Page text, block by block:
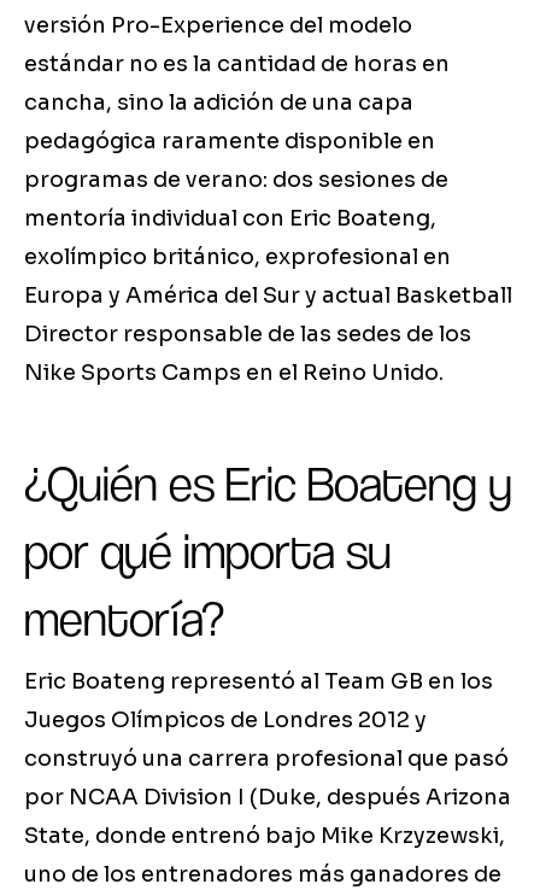
versión Pro-Experience del modelo
estándar no es la cantidad de horas en
cancha, sino la adición de una capa
pedagógica raramente disponible en
programas de verano: dos sesiones de
mentoría individual con Eric Boateng,
exolímpico británico, exprofesional en
Europa y América del Sur y actual Basketball
Director responsable de las sedes de los
Nike Sports Camps en el Reino Unido.
¿Quién es Eric Boateng y
por qué importa su
mentoría?
Eric Boateng representó al Team GB en los
Juegos Olímpicos de Londres 2012 y
construyó una carrera profesional que pasó
por NCAA Division I (Duke, después Arizona
State, donde entrenó bajo Mike Krzyzewski,
uno de los entrenadores más ganadores de